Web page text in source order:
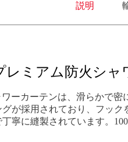
説明
ミアム防火シャ
ーカーテンは、滑らかで
が採用されており、フッ
寧に縫製されています。